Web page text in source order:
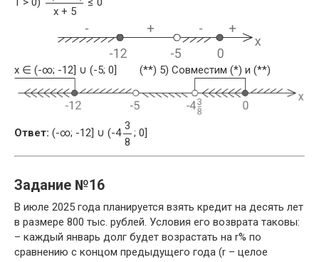
x + 5
x ∈ (-∞; -12] ∪ (-5; 0] (**) 5) Совместим (*) и (**)
Ответ: (-∞; -12] ∪ (-4
3
8
; 0]
Задание №16
В июле 2025 года планируется взять кредит на десять лет
в размере 800 тыс. рублей. Условия его возврата таковы:
– каждый январь долг будет возрастать на r% по
сравнению с концом предыдущего года (r – целое